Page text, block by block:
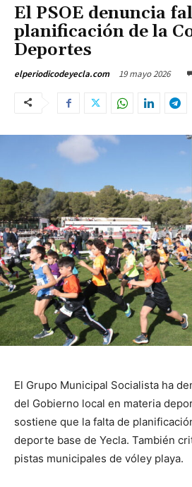
El PSOE denuncia
planificación de la
Deportes
elperiodicodeyecla.com 19 mayo 2026
El Grupo Municipal Socialista ha
del Gobierno local en materia
sostiene que la falta de
deporte base de Yecla. También
pistas municipales de vóley playa.